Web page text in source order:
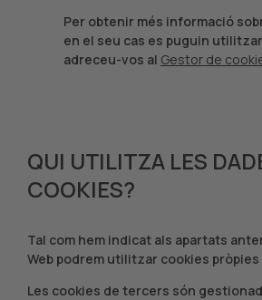
Per obtenir més informació
en el seu cas es puguin
adreceu-vos al Gestor de
QUI UTILITZA LES
COOKIES?
Tal com hem indicat als apartats
Web podrem utilitzar cookies
Les cookies de tercers són